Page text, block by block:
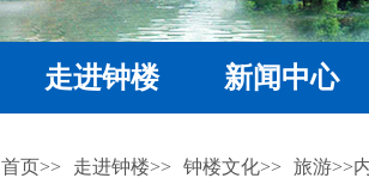
走进钟楼 新闻中心
首页>> 走进钟楼>> 钟楼文化>> 旅游>>